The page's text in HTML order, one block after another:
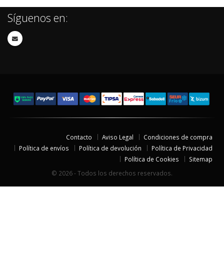
Síguenos en:
Contacto Aviso Legal
Condiciones de compra
Política de envíos
Política de devolución
Política de Privacidad
Política de Cookies
Sitemap
© 2026 - Todos los derechos reservados.